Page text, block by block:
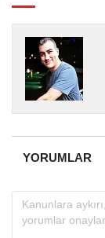
YORUMLAR